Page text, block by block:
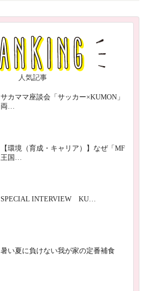
人気記事
サカママ座談会「サッカー×KUMON」
両…
【環境（育成・キャリア）】なぜ「MF
王国…
SPECIAL INTERVIEW KU…
暑い夏に負けない我が家の定番補食